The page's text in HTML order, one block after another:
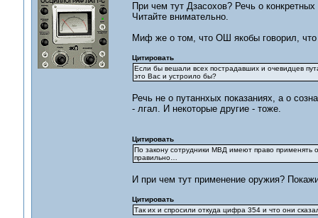
При чем тут Дзасохов? Речь о
Читайте внимательно.
Миф же о том, что ОШ якобы говорил, что
Цитировать
Если бы вешали всех пострадавших и очевидцев
это Вас и устроило бы?
Речь не о путаннхых показаниях, а о
- лгал. И некоторые другие - тоже.
Цитировать
По закону сотрудники МВД имеют право применять
правильно…
И при чем тут применение оружия?
Цитировать
Так их и спросили откуда цифра 354 и что они